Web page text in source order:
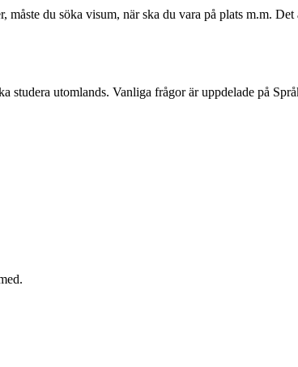
du söka visum, när ska du vara på plats m.m.
utomlands. Vanliga frågor är uppdelade på